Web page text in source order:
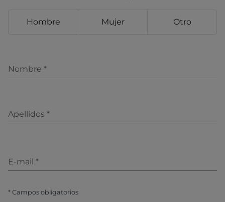
Hombre Mujer Otro
Nombre *
Apellidos *
E-mail *
* Campos obligatorios